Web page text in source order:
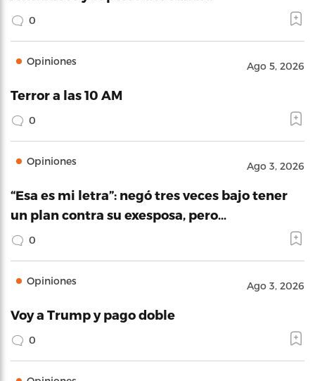
0
Opiniones Ago 5, 2026
Terror a las 10 AM
0
Opiniones Ago 3, 2026
“Esa es mi letra”: negó tres veces bajo tener
un plan contra su exesposa, pero…
0
Opiniones Ago 3, 2026
Voy a Trump y pago doble
0